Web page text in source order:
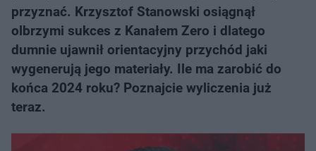
przyznać. Krzysztof Stanowski osiągnął
olbrzymi sukces z Kanałem Zero i dlatego
dumnie ujawnił orientacyjny przychód jaki
wygenerują jego materiały. Ile ma zarobić do
końca 2024 roku? Poznajcie wyliczenia już
teraz.